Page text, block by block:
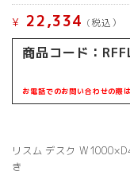
¥ 22,334 (税込）
商品コード：
お電話でのお問い合わせの際
リスム デスク
き